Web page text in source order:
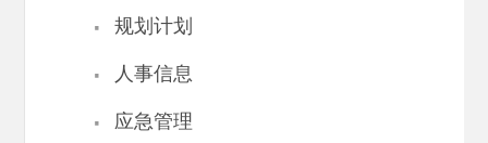
· 规划计划
· 人事信息
· 应急管理